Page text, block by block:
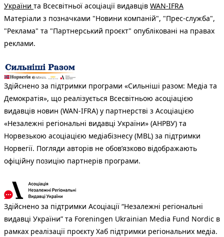
України та Всесвітньої асоціації видавців WAN-IFRA
Матеріали з позначками "Новини компаній", "Прес-служба",
"Реклама" та "Партнерський проєкт" опубліковані на правах
реклами.
Здійснено за підтримки програми «Сильніші разом: Медіа та
Демократія», що реалізується Всесвітньою асоціацією
видавців новин (WAN-IFRA) у партнерстві з Асоціацією
«Незалежні регіональні видавці України» (АНРВУ) та
Норвезькою асоціацією медіабізнесу (MBL) за підтримки
Норвегії. Погляди авторів не обов’язково відображають
офіційну позицію партнерів програми.
Здійснено за підтримки Асоціації “Незалежні регіональні
видавці України” та Foreningen Ukrainian Media Fund Nordic в
рамках реалізації проєкту Хаб підтримки регіональних медіа.